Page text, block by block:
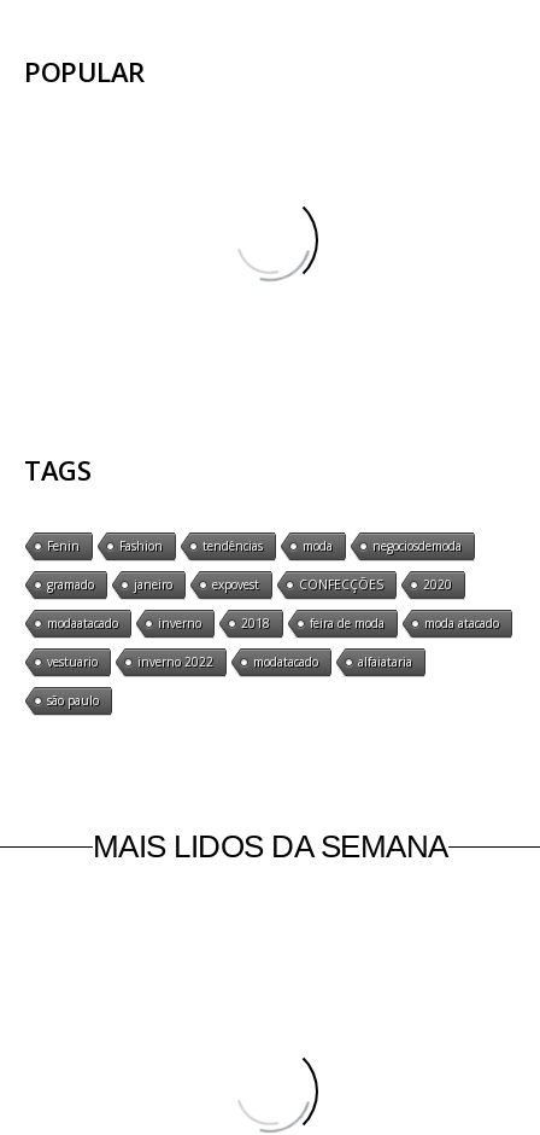
POPULAR
TAGS
Fenin Fashion tendências moda negociosdemoda
gramado janeiro expovest CONFECÇÕES 2020
modaatacado inverno 2018 feira de moda moda atacado
vestuario inverno 2022 modatacado alfaiataria
são paulo
MAIS LIDOS DA SEMANA